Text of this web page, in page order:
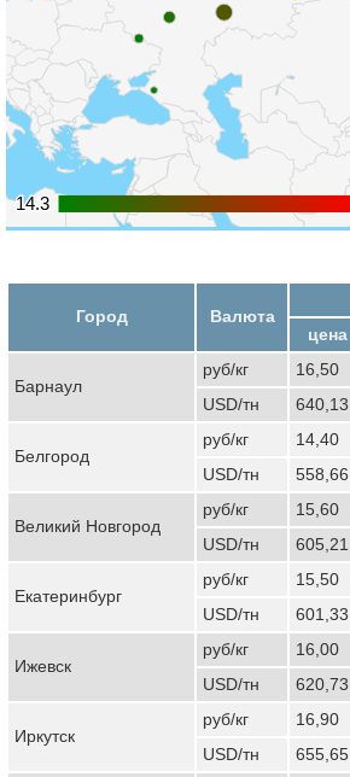
14.3
14.3
Город Валюта
цена
Барнаул
руб/кг 16,50
USD/тн
640,13
Белгород
руб/кг 14,40
USD/тн
558,66
Великий Новгород
руб/кг 15,60
USD/тн
605,21
Екатеринбург
руб/кг 15,50
USD/тн
601,33
Ижевск
руб/кг 16,00
USD/тн
620,73
Иркутск
руб/кг 16,90
USD/тн
655,65